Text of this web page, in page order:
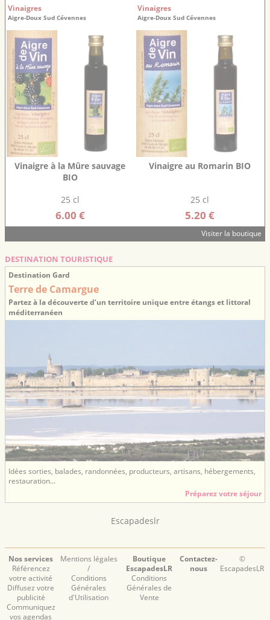
Vinaigres
Aigre-Doux Sud Cévennes
Vinaigre à la Mûre sauvage
BIO
25 cl
6.00 €
Vinaigres
Aigre-Doux Sud Cévennes
Vinaigre au Romarin BIO
25 cl
5.20 €
Visiter la boutique
DESTINATION TOURISTIQUE
Destination Gard
Terre de Camargue
Partez à la découverte d’un territoire unique entre étangs et littoral
méditerranéen
Idées sorties, balades, randonnées, producteurs, artisans, hébergements,
restauration...
Préparez votre séjour
Escapadeslr
Nos services
Référencez
votre activité
Diffusez votre
publicité
Communiquez
vos agendas
Mentions légales
/
Conditions
Générales
d'Utilisation
Boutique
EscapadesLR
Conditions
Générales de
Vente
Contactez-
nous
©
EscapadesLR